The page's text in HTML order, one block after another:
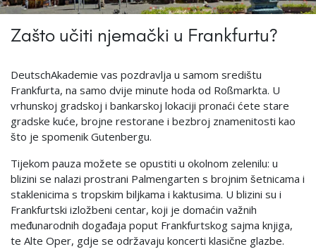
Zašto učiti njemački u Frankfurtu?
DeutschAkademie vas pozdravlja u samom središtu
Frankfurta, na samo dvije minute hoda od Roßmarkta. U
vrhunskoj gradskoj i bankarskoj lokaciji pronaći ćete stare
gradske kuće, brojne restorane i bezbroj znamenitosti kao
što je spomenik Gutenbergu.
Tijekom pauza možete se opustiti u okolnom zelenilu: u
blizini se nalazi prostrani Palmengarten s brojnim šetnicama i
staklenicima s tropskim biljkama i kaktusima. U blizini su i
Frankfurtski izložbeni centar, koji je domaćin važnih
međunarodnih događaja poput Frankfurtskog sajma knjiga,
te Alte Oper, gdje se održavaju koncerti klasične glazbe.